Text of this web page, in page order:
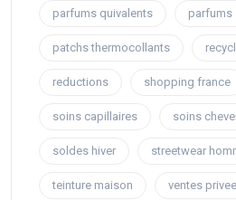
parfums quivalents parfums
patchs thermocollants
reductions shopping france
soins capillaires soins
soldes hiver streetwear
teinture maison ventes